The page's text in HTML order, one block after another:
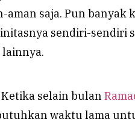
aman saja. Pun banyak
sendiri-sendiri
selain bulan
waktu lama